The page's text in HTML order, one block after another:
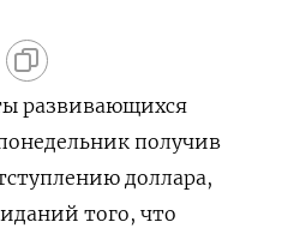
развивающихся
получив
доллара,
того, что